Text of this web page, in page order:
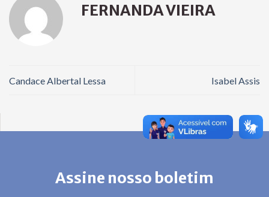
FERNANDA VIEIRA
Candace Albertal Lessa Isabel Assis
Assine nosso boletim